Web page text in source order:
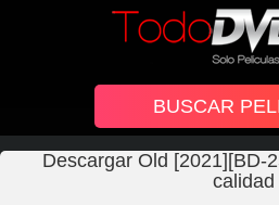
Descargar Old [2021][BD-
calidad